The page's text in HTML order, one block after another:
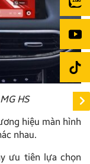
HS
hiệu màn hình
nhau.
ưu tiên lựa chọn